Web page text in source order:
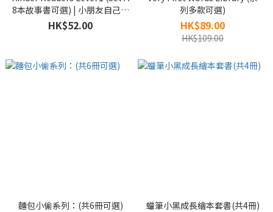
8本故事書可選) | 小朋友自己閱
讀 | 英文故事書
HK$52.00
列多款可選)
HK$89.00
HK$109.00
麵包小偷系列：(共6冊可選) 蠟筆小黑成長繪本套書(共4冊)